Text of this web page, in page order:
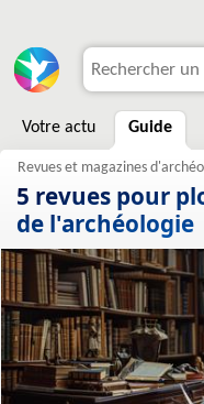
Votre actu Guide
5 revues pour
de l'archéologie